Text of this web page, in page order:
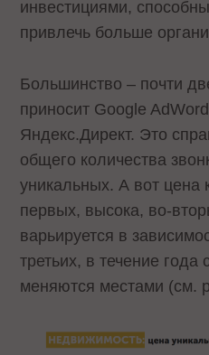
инвестициями,
привлечь больше
Большинство – почти
приносит Google
Яндекс.Директ. Это
общего количества
уникальных. А вот цена
первых, высока, во-
варьируется в
третьих, в течение года
меняются местами (см.